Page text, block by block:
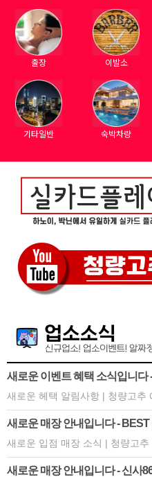
출장 이발소
기타일반 숙박차량
새로운 이벤트 혜택 소식입니다
새로운 매장 안내입니다 -
새로운 매장 안내입니다 - 신사